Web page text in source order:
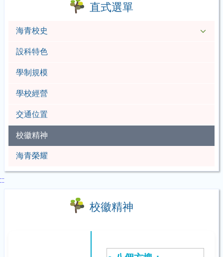
直式選單
海青校史
設科特色
學制規模
學校經營
交通位置
校徽精神
海青榮耀
:::
校徽精神